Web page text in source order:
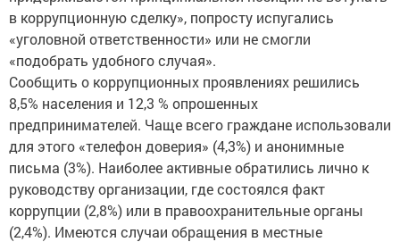
в коррупционную сделку», попросту испугались
«уголовной ответственности» или не смогли
«подобрать удобного случая».
Сообщить о коррупционных проявлениях решились
8,5% населения и 12,3 % опрошенных
предпринимателей. Чаще всего граждане использовали
для этого «телефон доверия» (4,3%) и анонимные
письма (3%). Наиболее активные обратились лично к
руководству организации, где состоялся факт
коррупции (2,8%) или в правоохранительные органы
(2,4%). Имеются случаи обращения в местные